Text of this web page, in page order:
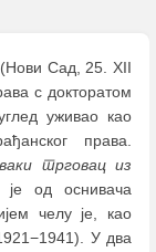
(Нови Сад, 25. XII
с докторатом
уживао као
права.
трговац из
од оснивача
челу је, као
У два